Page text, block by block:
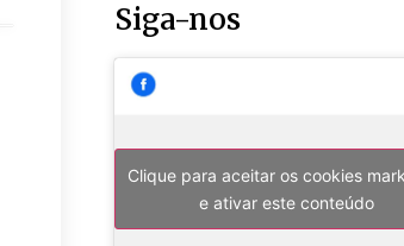
Siga-nos
Clique para aceitar os cookies
e ativar este conteúdo